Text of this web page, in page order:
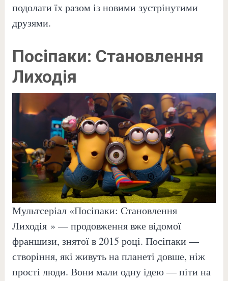
подолати їх разом із новими зустрінутими
друзями.
Посіпаки: Становлення
Лиходія
Мультсеріал «Посіпаки: Становлення
Лиходія » — продовження вже відомої
франшизи, знятої в 2015 році. Посіпаки —
створіння, які живуть на планеті довше, ніж
прості люди. Вони мали одну ідею — піти на